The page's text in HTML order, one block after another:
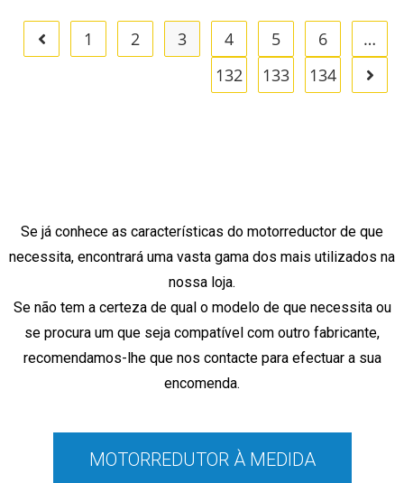
1 2 3 4 5 6
…
132
133 134
Se já conhece as características do motorreductor de que
necessita, encontrará uma vasta gama dos mais utilizados na
nossa loja.
Se não tem a certeza de qual o modelo de que necessita ou
se procura um que seja compatível com outro fabricante,
recomendamos-lhe que nos contacte para efectuar a sua
encomenda.
MOTORREDUTOR À MEDIDA